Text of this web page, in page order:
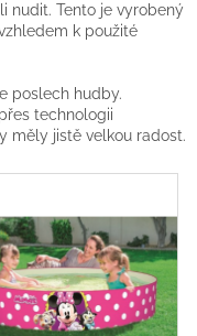
nudit. Tento je vyrobený
k použité
poslech hudby.
technologii
měly jistě velkou radost.